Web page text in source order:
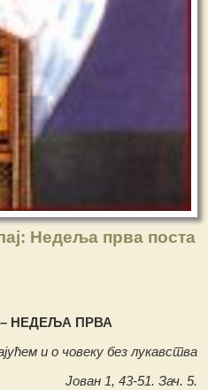
Недеља прва поста
НЕДЕЉА ПРВА
и о човеку без лукавства
Јован 1, 43-51. Зач. 5.